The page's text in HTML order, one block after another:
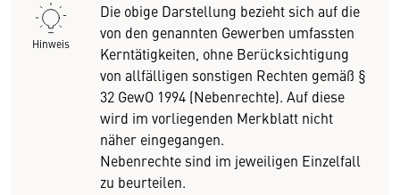
Hinweis
Die obige Darstellung bezieht sich auf die
von den genannten Gewerben umfassten
Kerntätigkeiten, ohne Berücksichtigung
von allfälligen sonstigen Rechten gemäß §
32 GewO 1994 (Nebenrechte). Auf diese
wird im vorliegenden Merkblatt nicht
näher eingegangen.
Nebenrechte sind im jeweiligen Einzelfall
zu beurteilen.